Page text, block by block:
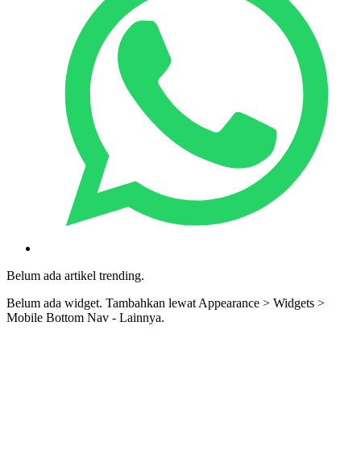
Belum ada artikel trending.
Belum ada widget. Tambahkan lewat Appearance > Widgets >
Mobile Bottom Nav - Lainnya.